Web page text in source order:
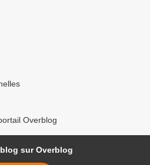
Overblog
sur Overblog